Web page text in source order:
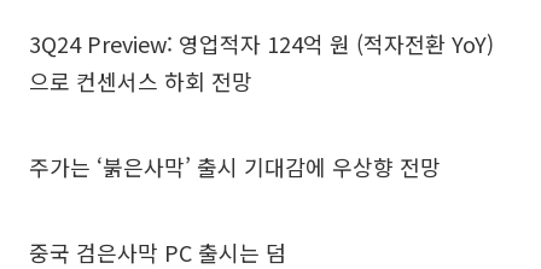
3Q24 Preview: 영업적자 124억 원 (적자전환 YoY)
으로 컨센서스 하회 전망
주가는 ‘붉은사막’ 출시 기대감에 우상향 전망
중국 검은사막 PC 출시는 덤